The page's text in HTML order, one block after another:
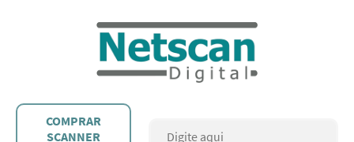
COMPRAR
SCANNER